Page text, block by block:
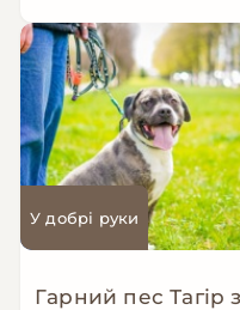
У добрі руки